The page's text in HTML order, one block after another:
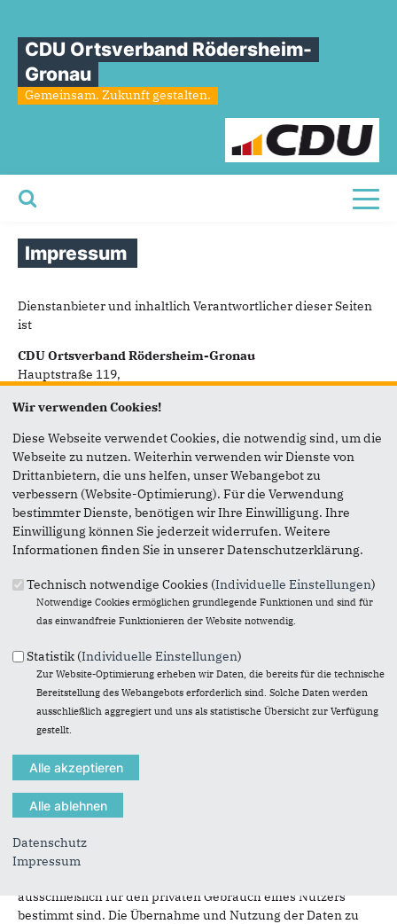
CDU Ortsverband Rödersheim-
Gronau
Gemeinsam. Zukunft gestalten.
Impressum
Dienstanbieter und inhaltlich Verantwortlicher dieser Seiten
ist
CDU Ortsverband Rödersheim-Gronau
Hauptstraße 119,
vertreten durch seinen Vorsitzenden, Dipl.-Ing. Robert
Neufeld
Sie erreichen uns wie folgt:
Telefon: 0 172 3086 037
Telefax:
E-Mail:info@cdu-roe-gro.de
Karl-Heinz Hetze
Telefon: (06231) - 94 21 63
E-Mail:kh.hetze@cdu-roe-gro.de
Gestaltung, Technische Betreuung und Umsetzung
Union Betriebs-GmbH
Egermannstr. 2
53359 Rheinbach
Telefon (02226) 802-0
Telefax (02226) 802-111
E-Mail:https://www.ubg365.de/websupport
www.ubg365.de
Bei dem Inhalt unserer Internetseiten handelt es sich um
urheberrechtlich geschützte Werke. Der Anbieter gestattet
ausschließlich für den privaten Gebrauch eines Nutzers
bestimmt sind. Die Übernahme und Nutzung der Daten zu
Wir verwenden Cookies!
Diese Webseite verwendet Cookies, die notwendig sind, um die
Webseite zu nutzen. Weiterhin verwenden wir Dienste von
Drittanbietern, die uns helfen, unser Webangebot zu
verbessern (Website-Optimierung). Für die Verwendung
bestimmter Dienste, benötigen wir Ihre Einwilligung. Ihre
Einwilligung können Sie jederzeit widerrufen. Weitere
Informationen finden Sie in unserer Datenschutzerklärung.
Technisch notwendige Cookies (Individuelle Einstellungen)
Notwendige Cookies ermöglichen grundlegende Funktionen und sind für
das einwandfreie Funktionieren der Website notwendig.
Statistik (Individuelle Einstellungen)
Zur Website-Optimierung erheben wir Daten, die bereits für die technische
Bereitstellung des Webangebots erforderlich sind. Solche Daten werden
ausschließlich aggregiert und uns als statistische Übersicht zur Verfügung
gestellt.
Datenschutz
Impressum